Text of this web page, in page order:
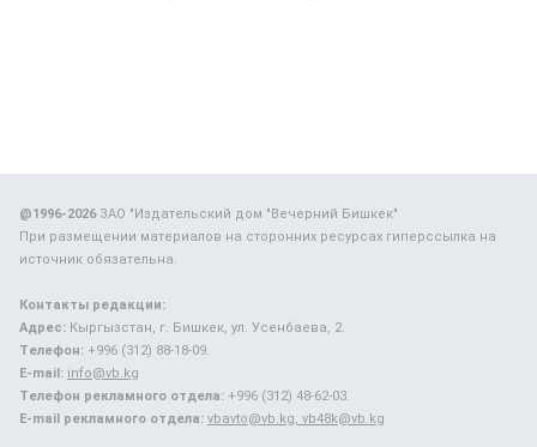
@1996-2026ЗАО "Издательский дом "Вечерний Бишкек"
При размещении материалов на сторонних ресурсах гиперссылка на
источник обязательна.
Контакты редакции:
Адрес: Кыргызстан, г. Бишкек, ул. Усенбаева, 2.
Телефон: +996 (312) 88-18-09.
E-mail: info@vb.kg
Телефон рекламного отдела: +996 (312) 48-62-03.
E-mail рекламного отдела: vbavto@vb.kg, vb48k@vb.kg